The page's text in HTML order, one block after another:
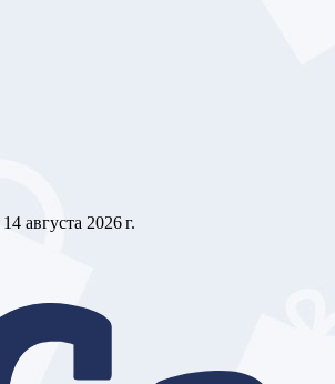
14 августа 2026 г.